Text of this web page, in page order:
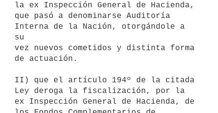
la ex Inspección General de Hacienda,
que pasó a denominarse Auditoría
Interna de la Nación, otorgándole a
su
vez nuevos cometidos y distinta forma
de actuación.
II) que el artículo 194º de la citada
Ley deroga la fiscalización, por la
ex Inspección General de Hacienda, de